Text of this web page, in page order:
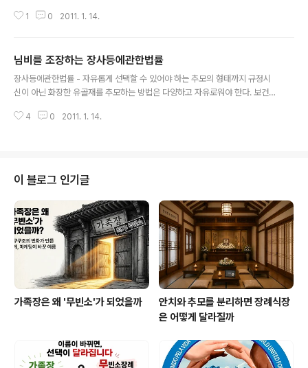
한 '관'으로 매장과 화장에 모두 사용될 수 있는 일종의 포
니케이션 기능이 있다. 이는 고객이 원하는 사진, 그림, 문
자 등을 주문한 '관' 표면에 직접 디자인해 주기 때문이다.
그것은 위엄을 갖춘 디자인에서 부터 아름다움, 사랑, 기발
인의 개성넘치는 관을 제작하는 크리에이티브코핀은 환경
1 0 2011. 1. 14.
님비를 조장하는 장사등에관한법률
장사등에관한법률 - 자유롭게 선택할 수 있어야 하는 추모의 형태까지 규정시
신이 아닌 화장한 유골재를 추모하는 방법은 다양하고 자유로워야 한다. 보건위
하는 것은 이치에 맞지 않는다. 우리처럼 중앙법에 ‘봉안과 자연장’이라는 형태
이 존재한다. 개인의 자유로운 '선택권'과 '친환경'이라는 요소이다. 그것이 '보
관'의 개념이든, 자연에 뿌리는 '산골(Scattering)의 개념이든, 혹은 가공하여
'소지'하는 ..
4 0 2011. 1. 14.
이 블로그 인기글
가족장은 왜 '무빈소'가 되었을까
안치와 추모를 분리하면 장례식장
은 어떻게 달라질까